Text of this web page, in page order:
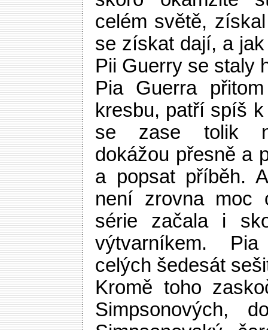
celém světě,
se získat dají, a
Pii Guerry se staly
Pia Guerra
kresbu, patří spíš
se zase tolik
dokážou přesně a
a popsat příběh.
není zrovna moc
série začala i
výtvarníkem.
celých šedesát
Kromě toho
Simpsonových,